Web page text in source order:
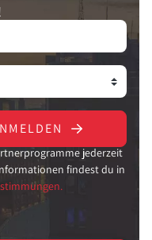
jederzeit
findest du in